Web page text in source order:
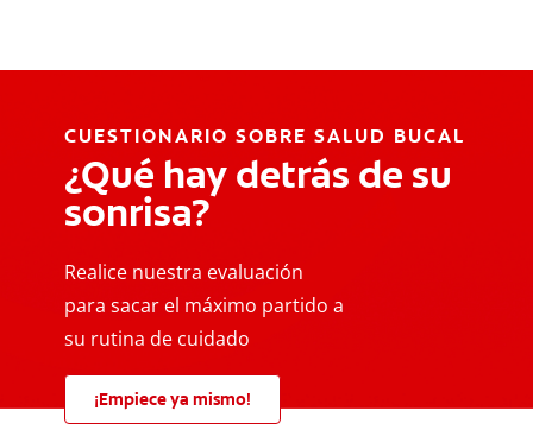
CUESTIONARIO SOBRE SALUD BUCAL
¿Qué hay detrás de su
sonrisa?
Realice nuestra evaluación
para sacar el máximo partido a
su rutina de cuidado
¡Empiece ya mismo!